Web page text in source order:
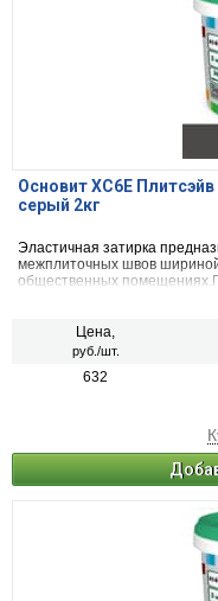
Основит ХС6Е
серый 2кг
Эластичная затирка
межплиточных швов
общественных
Цена,
руб./шт.
632